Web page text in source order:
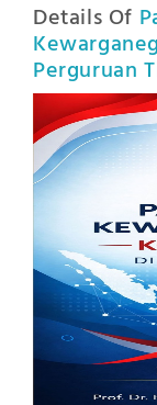
Details Of
Perguruan